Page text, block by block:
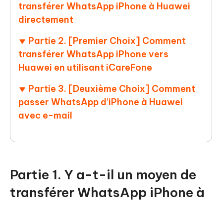
transférer WhatsApp iPhone à Huawei
directement
Partie 2. [Premier Choix] Comment
transférer WhatsApp iPhone vers
Huawei en utilisant iCareFone
Partie 3. [Deuxième Choix] Comment
passer WhatsApp d’iPhone à Huawei
avec e-mail
Partie 1. Y a-t-il un moyen de
transférer WhatsApp iPhone à